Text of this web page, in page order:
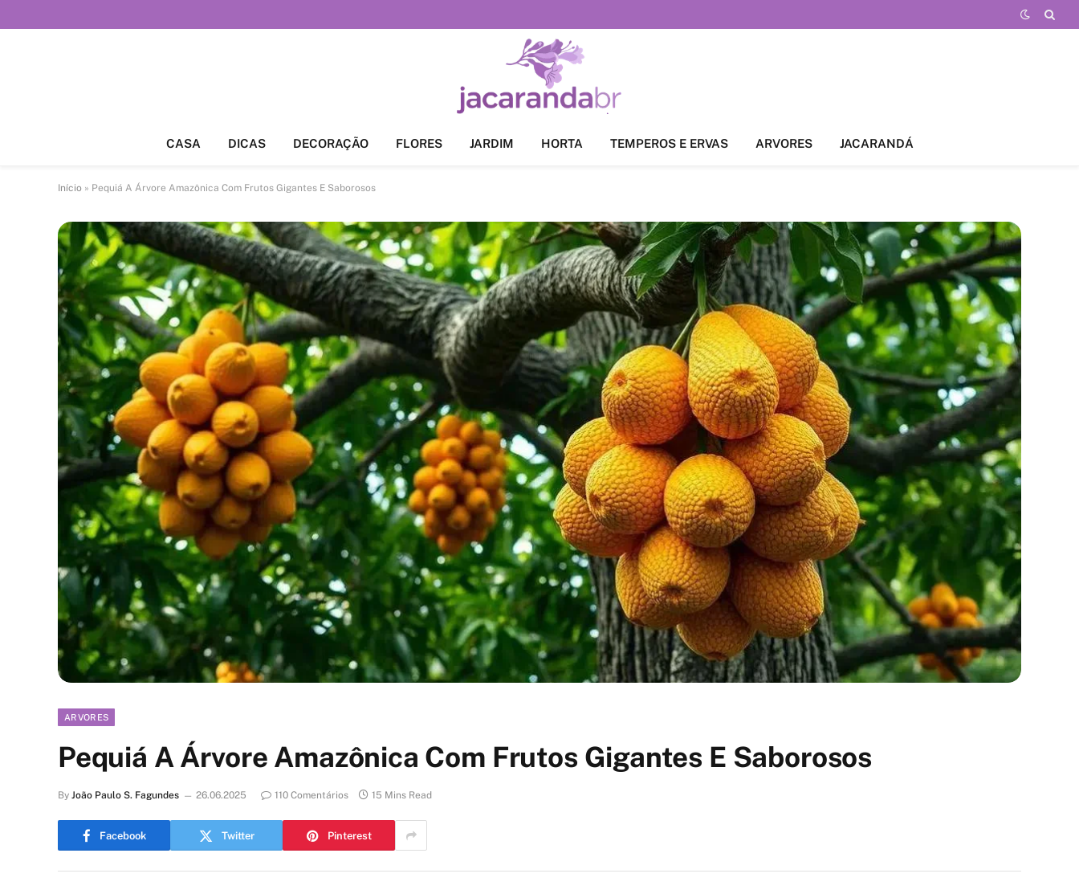
CASA DICAS DECORAÇÃO FLORES JARDIM HORTA TEMPEROS E ERVAS ARVORES JACARANDÁ
Início » Pequiá A Árvore Amazônica Com Frutos Gigantes E Saborosos
ARVORES
Pequiá A Árvore Amazônica Com Frutos Gigantes E Saborosos
By João Paulo S. Fagundes 26.06.2025 110 Comentários 15 Mins Read
Facebook Twitter Pinterest